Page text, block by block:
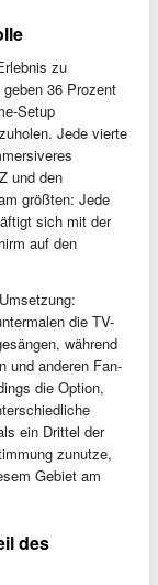
zu
36 Prozent
Setup
Jede vierte
und den
größten: Jede
sich mit der
auf den
die TV-
während
und anderen Fan-
die Option,
ein Drittel der
zunutze,
Gebiet am
des